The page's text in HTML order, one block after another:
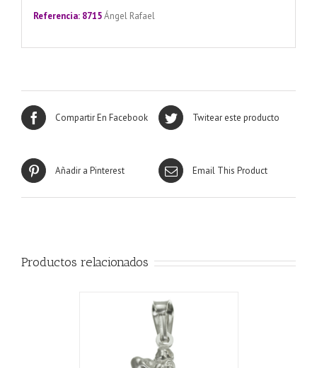
Referencia: 8715Ángel Rafael
Compartir En Facebook Twitear este producto
Añadir a Pinterest Email This Product
Productos relacionados